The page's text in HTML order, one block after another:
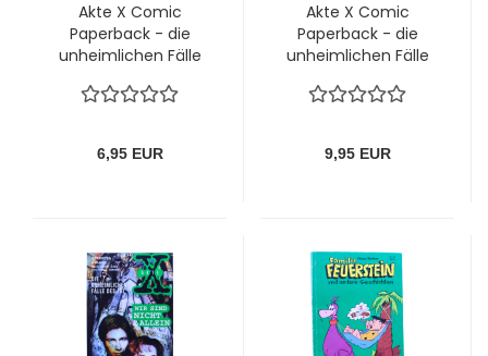
Akte X Comic
Paperback - die
unheimlichen Fälle
Warnung
6,95 EUR
Akte X Comic
Paperback - die
unheimlichen Fälle
Kannibale
9,95 EUR